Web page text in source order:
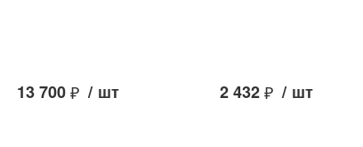
13 700₽ / шт 2 432₽ / шт